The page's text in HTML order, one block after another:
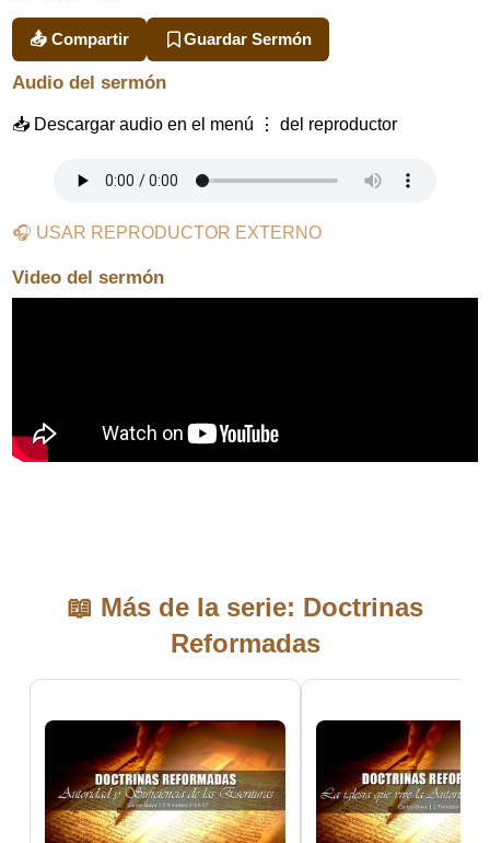
📤 Compartir Guardar Sermón
Audio del sermón
📥 Descargar audio en el menú ⋮ del reproductor
🎧 USAR REPRODUCTOR EXTERNO
Video del sermón
📖 Más de la serie: Doctrinas
Reformadas